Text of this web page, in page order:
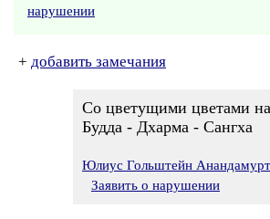
нарушении
+ добавить замечания
Со цветущими цветами
Будда - Дхарма - Сангха
Юлиус Гольштейн
Заявить о нарушении